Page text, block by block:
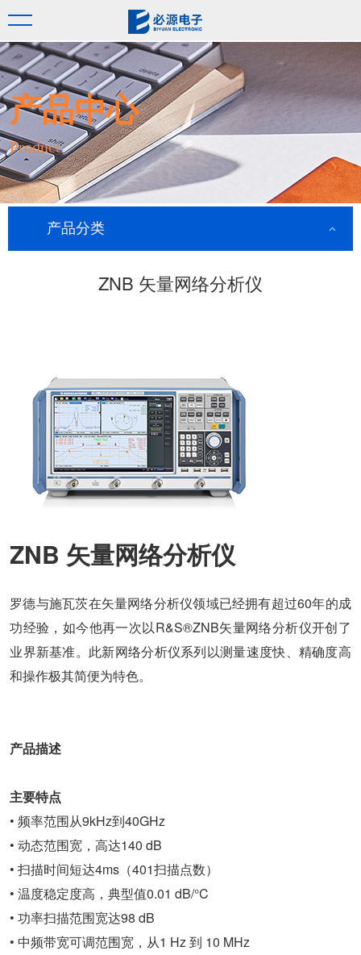
产品中心
Product
产品分类
ZNB 矢量网络分析仪
ZNB 矢量网络分析仪
罗德与施瓦茨在矢量网络分析仪领域已经拥有超过60年的成
功经验，如今他再一次以R&S®ZNB矢量网络分析仪开创了
业界新基准。此新网络分析仪系列以测量速度快、精确度高
和操作极其简便为特色。
产品描述
主要特点
• 频率范围从9kHz到40GHz
• 动态范围宽，高达140 dB
• 扫描时间短达4ms（401扫描点数）
• 温度稳定度高，典型值0.01 dB/°C
• 功率扫描范围宽达98 dB
• 中频带宽可调范围宽，从1 Hz 到 10 MHz